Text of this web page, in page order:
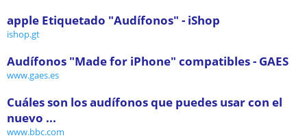
apple Etiquetado "Audífonos" - iShop
ishop.gt
Audífonos "Made for iPhone" compatibles - GAES
www.gaes.es
Cuáles son los audífonos que puedes usar con el
nuevo ...
www.bbc.com